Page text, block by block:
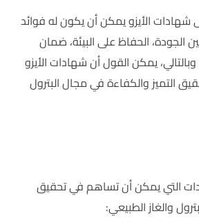
الأيزو يمكن أن يكون له فوائد
الحفاظ على البيئة، ضمان
يمكن القول أن شهادات الأيزو
التميز والكفاءة في مجال البترول
التي يمكن أن تساهم في تحقيق
والغاز الطبيعي: